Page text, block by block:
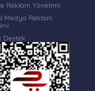
Reklam Yönetimi
Medya Reklam
Destek